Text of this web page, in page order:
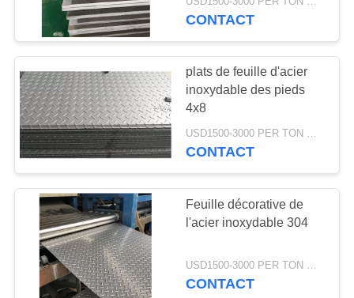
NOUS
CONTACTER
DEMANDEZ
UN
DEVIS
PLAN
SITE
Petit pain en
aluminium de
bobine
Petit pain en
aluminium de bande
CONTACT
plats de feuille d'acier
inoxydable des pieds
4x8
USD1500-3000 PER TON MOQ:1TON
CONTACT
Feuille décorative de
l'acier inoxydable 304
USD1500-3000 PER TON MOQ:1TON
CONTACT